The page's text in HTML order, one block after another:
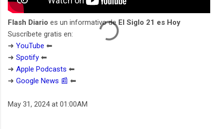
Flash Diario es un informativo de El Siglo 21 es Hoy
Suscríbete gratis en:
➜ YouTube ⬅︎
➜ Spotify ⬅︎
➜ Apple Podcasts ⬅︎
➜ Google News 📰 ⬅︎
May 31, 2024 at 01:00AM